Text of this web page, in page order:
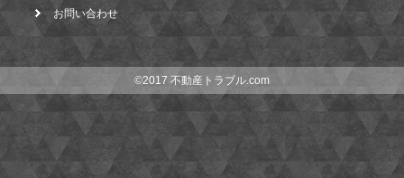
お問い合わせ
©2017 不動産トラブル.com